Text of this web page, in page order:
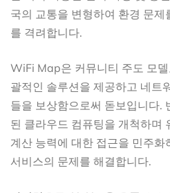
국의 교통을 변형하여 환경 문
를 격려합니다.
WiFi Map은 커뮤니티 주도 모
괄적인 솔루션을 제공하고 네트
들을 보상함으로써 돋보입니다.
된 클라우드 컴퓨팅을 개척하며
계산 능력에 대한 접근을 민주
서비스의 문제를 해결합니다.